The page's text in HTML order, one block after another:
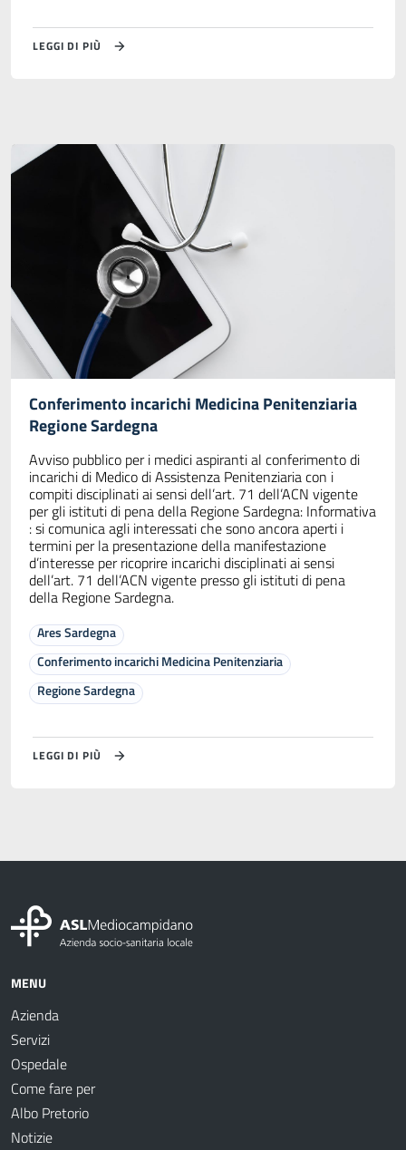
LEGGI DI PIÙ
Conferimento incarichi Medicina Penitenziaria
Regione Sardegna
Avviso pubblico per i medici aspiranti al conferimento di
incarichi di Medico di Assistenza Penitenziaria con i
compiti disciplinati ai sensi dell’art. 71 dell’ACN vigente
per gli istituti di pena della Regione Sardegna: Informativa
: si comunica agli interessati che sono ancora aperti i
termini per la presentazione della manifestazione
d’interesse per ricoprire incarichi disciplinati ai sensi
dell’art. 71 dell’ACN vigente presso gli istituti di pena
della Regione Sardegna.
Ares Sardegna
Conferimento incarichi Medicina Penitenziaria
Regione Sardegna
LEGGI DI PIÙ
MENU
Azienda
Servizi
Ospedale
Come fare per
Albo Pretorio
Notizie